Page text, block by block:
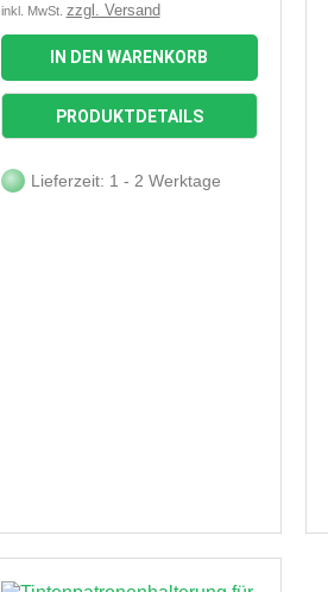
 Vorschau
inkl. MwSt. zzgl. Versand
IN DEN WARENKORB
PRODUKTDETAILS
Lieferzeit: 1 - 2 Werktage